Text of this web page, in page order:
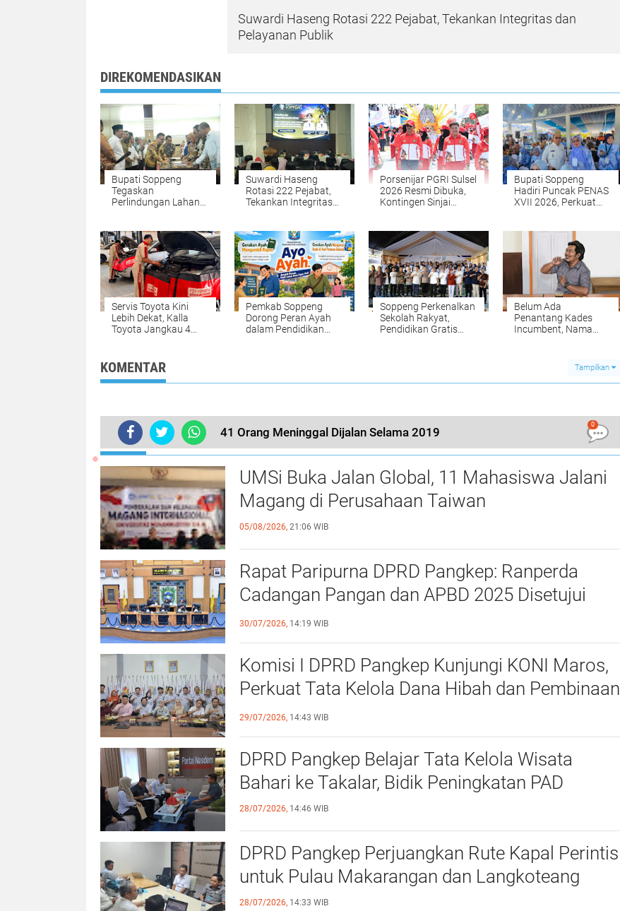
Suwardi Haseng Rotasi 222 Pejabat, Tekankan Integritas dan
Pelayanan Publik
DIREKOMENDASIKAN
Bupati Soppeng
Tegaskan
Perlindungan Lahan
Suwardi Haseng
Rotasi 222 Pejabat,
Tekankan Integritas
Porsenijar PGRI Sulsel
2026 Resmi Dibuka,
Kontingen Sinjai
Bupati Soppeng
Hadiri Puncak PENAS
XVII 2026, Perkuat
Servis Toyota Kini
Lebih Dekat, Kalla
Toyota Jangkau 4
Pemkab Soppeng
Dorong Peran Ayah
dalam Pendidikan
Soppeng Perkenalkan
Sekolah Rakyat,
Pendidikan Gratis
Belum Ada
Penantang Kades
Incumbent, Nama
KOMENTAR Tampilkan
41 Orang Meninggal Dijalan Selama 2019
0
TERKINI
UMSi Buka Jalan Global, 11 Mahasiswa Jalani
Magang di Perusahaan Taiwan
05/08/2026, 21:06 WIB
Rapat Paripurna DPRD Pangkep: Ranperda
Cadangan Pangan dan APBD 2025 Disetujui
dengan Sejumlah Catatan
30/07/2026, 14:19 WIB
Komisi I DPRD Pangkep Kunjungi KONI Maros,
Perkuat Tata Kelola Dana Hibah dan Pembinaan
Olahraga
29/07/2026, 14:43 WIB
DPRD Pangkep Belajar Tata Kelola Wisata
Bahari ke Takalar, Bidik Peningkatan PAD
28/07/2026, 14:46 WIB
DPRD Pangkep Perjuangkan Rute Kapal Perintis
untuk Pulau Makarangan dan Langkoteang
28/07/2026, 14:33 WIB